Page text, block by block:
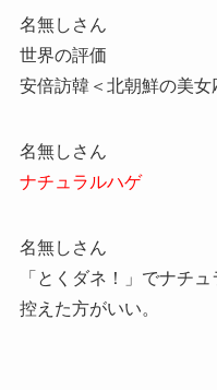
名無しさん
世界の評価
安倍訪韓＜北朝鮮の美女
名無しさん
ナチュラルハゲ
名無しさん
「とくダネ！」でナチ
控えた方がいい。